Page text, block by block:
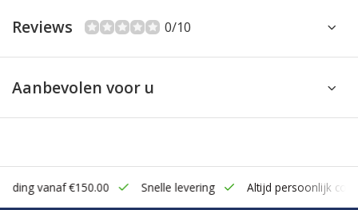
Reviews 0/10
Aanbevolen voor u
vanaf €150.00 Snelle levering Altijd persoonlijk